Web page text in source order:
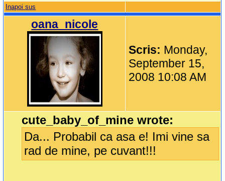
Inapoi sus
oana_nicole
Scris: Monday,
September 15,
2008 10:08 AM
cute_baby_of_mine wrote:
Da... Probabil ca asa e! Imi vine sa
rad de mine, pe cuvant!!!